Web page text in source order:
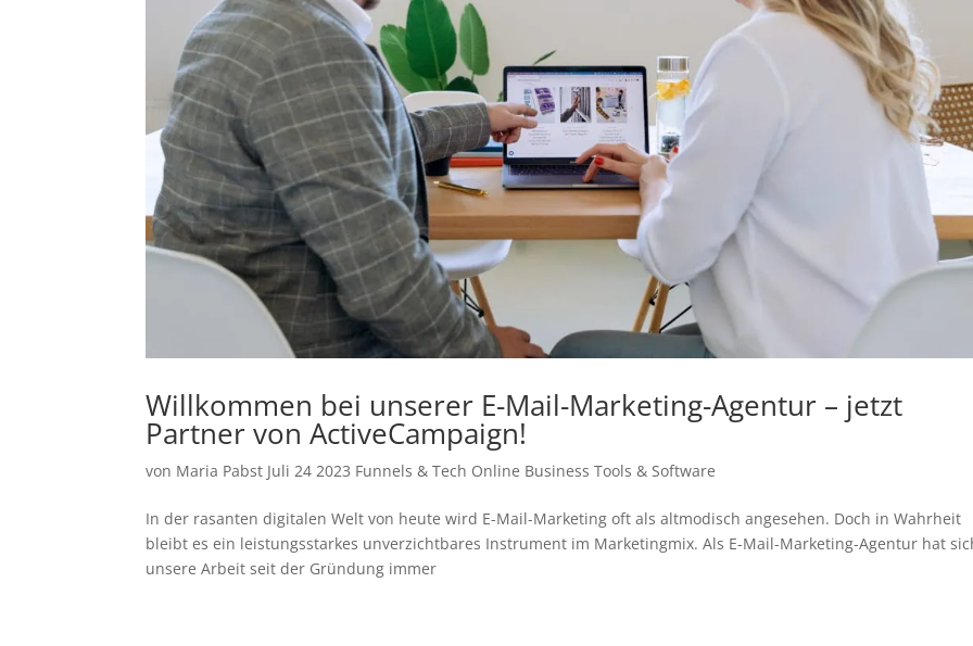
Willkommen bei unserer E-Mail-Marketing-Agentur – jetzt
Partner von ActiveCampaign!
von Maria Pabst Juli 24 2023 Funnels & Tech Online Business Tools & Software
In der rasanten digitalen Welt von heute wird E-Mail-Marketing oft als altmodisch angesehen. Doch in Wahrheit
bleibt es ein leistungsstarkes unverzichtbares Instrument im Marketingmix. Als E-Mail-Marketing-Agentur hat
unsere Arbeit seit der Gründung immer